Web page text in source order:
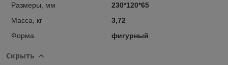
Размеры, мм
230*120*65
Масса, кг
3,72
Форма
фигурный
Скрыть